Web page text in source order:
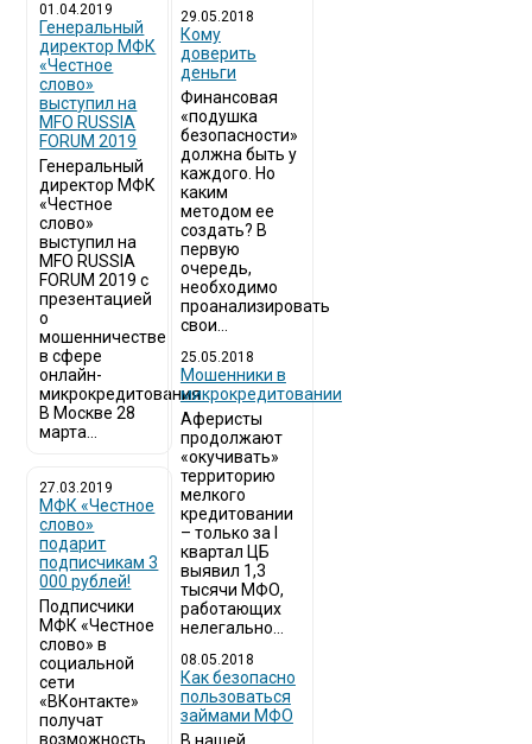
01.04.2019
Генеральный
директор МФК
«Честное
слово»
выступил на
MFO RUSSIA
FORUM 2019
Генеральный
директор МФК
«Честное
слово»
выступил на
MFO RUSSIA
FORUM 2019 с
презентацией
о
мошенничестве
в сфере
онлайн-
микрокредитования
В Москве 28
марта...
27.03.2019
МФК «Честное
слово»
подарит
подписчикам 3
000 рублей!
Подписчики
МФК «Честное
слово» в
социальной
сети
«ВКонтакте»
получат
возможность
29.05.2018
Кому
доверить
деньги
Финансовая
«подушка
безопасности»
должна быть у
каждого. Но
каким
методом ее
создать? В
первую
очередь,
необходимо
проанализировать
свои...
25.05.2018
Мошенники в
микрокредитовании
Аферисты
продолжают
«окучивать»
территорию
мелкого
кредитовании
– только за I
квартал ЦБ
выявил 1,3
тысячи МФО,
работающих
нелегально...
08.05.2018
Как безопасно
пользоваться
займами МФО